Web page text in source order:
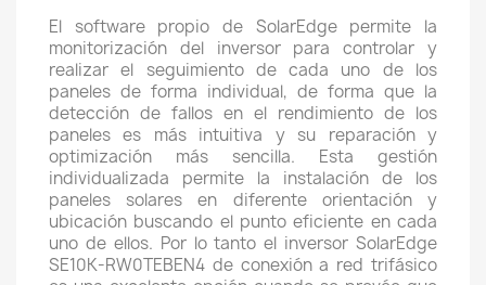
El software propio de SolarEdge permite la
monitorización del inversor para controlar y
realizar el seguimiento de cada uno de los
paneles de forma individual, de forma que la
detección de fallos en el rendimiento de los
paneles es más intuitiva y su reparación y
optimización más sencilla. Esta gestión
individualizada permite la instalación de los
paneles solares en diferente orientación y
ubicación buscando el punto eficiente en cada
uno de ellos. Por lo tanto el inversor SolarEdge
SE10K-RW0TEBEN4 de conexión a red trifásico